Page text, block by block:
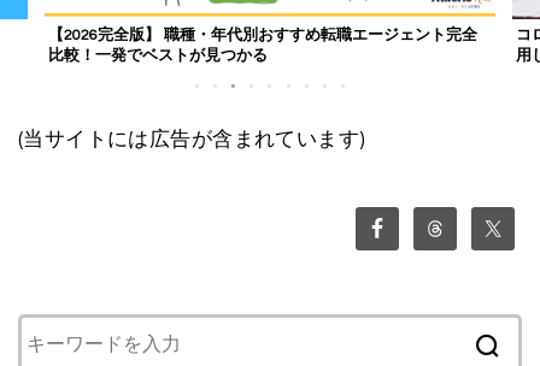
【2026完全版】 職種・年代別おすすめ転職エージェント完全
比較！一発でベストが見つかる
コ
用
1 2 3 4 5 6 7 8 9
(当サイトには広告が含まれています)